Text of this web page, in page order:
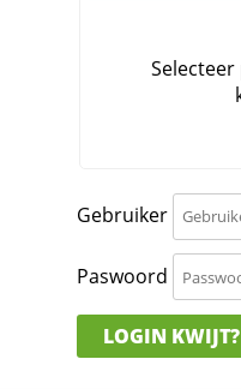
Gebruiker
Paswoord
LOGIN KWIJT?